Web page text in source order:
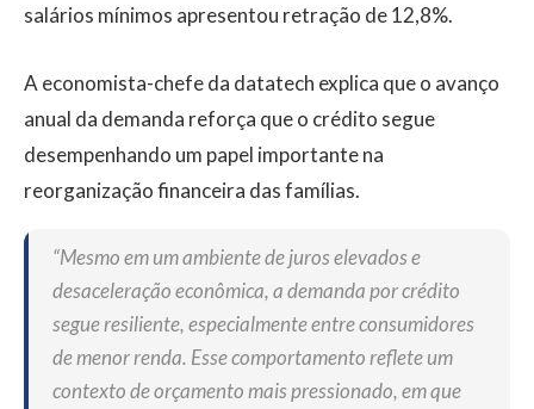
salários mínimos apresentou retração de 12,8%.
A economista-chefe da datatech explica que o avanço
anual da demanda reforça que o crédito segue
desempenhando um papel importante na
reorganização financeira das famílias.
“Mesmo em um ambiente de juros elevados e
desaceleração econômica, a demanda por crédito
segue resiliente, especialmente entre consumidores
de menor renda. Esse comportamento reflete um
contexto de orçamento mais pressionado, em que